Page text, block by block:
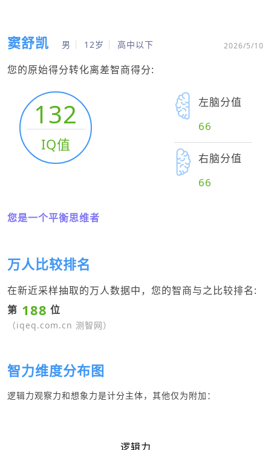
窦舒凯 男 12岁 高中以下 2026/5/10
您的原始得分转化离差智商得分:
132
IQ值
左脑分值
66
右脑分值
66
您是一个平衡思维者
万人比较排名
在新近采样抽取的万人数据中，您的智商与之比较排名:
第 188 位
（iqeq.com.cn 测智网）
智力维度分布图
逻辑力观察力和想象力是计分主体，其他仅为附加：